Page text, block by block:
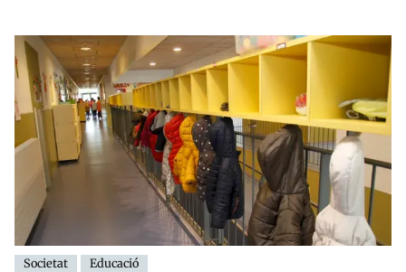
Societat Educació